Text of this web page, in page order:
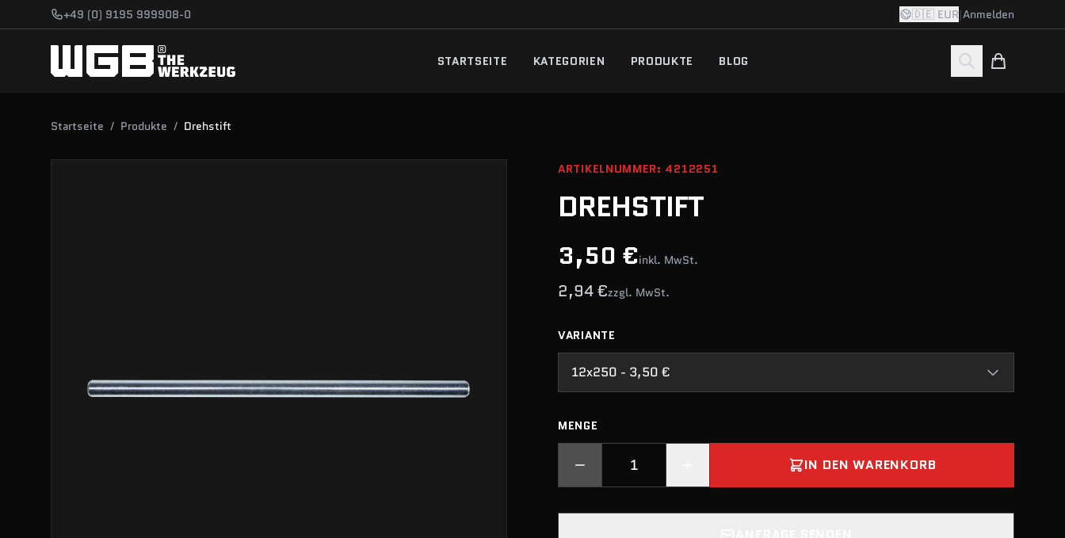
Zum Hauptinhalt springen
+49 (0) 9195 999908-0 🇩🇪 EUR|Anmelden
STARTSEITE KATEGORIEN PRODUKTE BLOG
Startseite / Produkte / Drehstift
ARTIKELNUMMER: 4212251
DREHSTIFT
3,50 €inkl. MwSt.
2,94 €zzgl. MwSt.
VARIANTE
12x250 - 3,50 €
MENGE
IN DEN WARENKORB